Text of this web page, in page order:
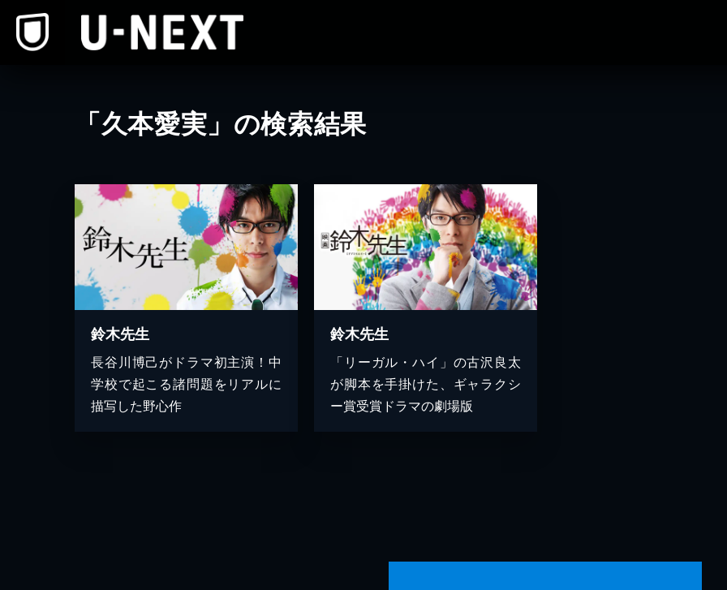
「久本愛実」の検索結果
鈴木先生
長谷川博己がドラマ初主演！中
学校で起こる諸問題をリアルに
描写した野心作
鈴木先生
「リーガル・ハイ」の古沢良太
が脚本を手掛けた、ギャラクシ
ー賞受賞ドラマの劇場版